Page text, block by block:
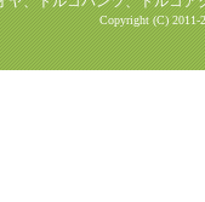
Copyright (C) 2011-